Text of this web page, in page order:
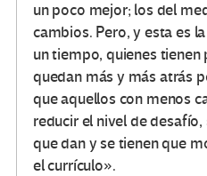
un poco mejor; los del
cambios. Pero, y esta es
un tiempo, quienes tienen
quedan más y más atrás
que aquellos con menos
reducir el nivel de
que dan y se tienen que
el currículo».